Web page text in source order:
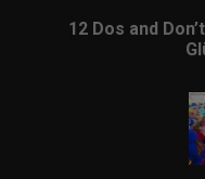
12 Dos and